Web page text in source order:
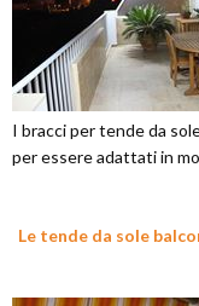
I bracci per tende da
per essere adattati in
Le tende da sole